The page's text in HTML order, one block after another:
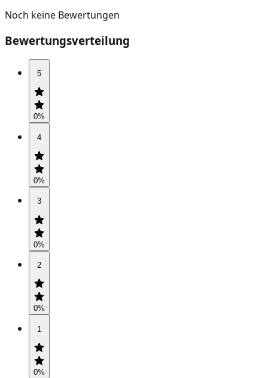
Noch keine Bewertungen
Bewertungsverteilung
5
0%
4
0%
3
0%
2
0%
1
0%